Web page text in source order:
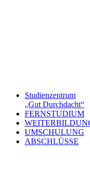
Studienzentrum
„Gut Durchdacht“
FERNSTUDIUM
UMSCHULUNG
ABSCHLÜSSE